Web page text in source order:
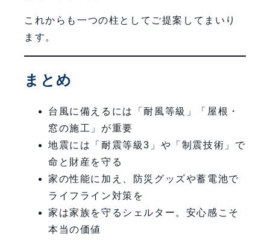
これからも一つの柱としてご提案してまいり
ます。
まとめ
台風に備えるには「耐風等級」「屋根・
窓の施工」が重要
地震には「耐震等級3」や「制震技術」で
命と財産を守る
家の性能に加え、防災グッズや蓄電池で
ライフライン対策を
家は家族を守るシェルター。安心感こそ
本当の価値